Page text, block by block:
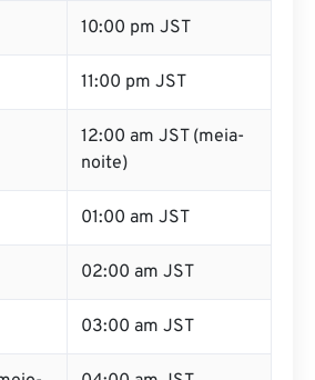
10:00 pm JST
11:00 pm JST
12:00 am JST (meia-
noite)
01:00 am JST
02:00 am JST
03:00 am JST